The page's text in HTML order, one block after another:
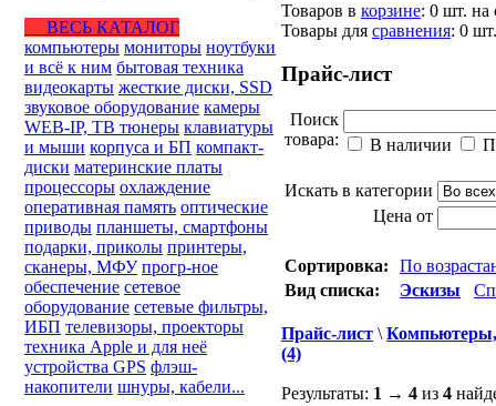
ВЕСЬ КАТАЛОГ
компьютеры мониторы ноутбуки
и всё к ним бытовая техника
видеокарты жесткие диски, SSD
звуковое оборудование камеры
WEB-IP, ТВ тюнеры клавиатуры
и мыши корпуса и БП компакт-
диски материнские платы
процессоры охлаждение
оперативная память оптические
приводы планшеты, смартфоны
подарки, приколы принтеры,
сканеры, МФУ прогр-ное
обеспечение сетевое
оборудование сетевые фильтры,
ИБП телевизоры, проекторы
техника Apple и для неё
устройства GPS флэш-
накопители шнуры, кабели...
Товаров в корзине: 0 шт. на
Товары для сравнения: 0 шт.
Прайс-лист
Поиск
товара:
В наличии
Искать в категории
Цена от
Сортировка:
По
Вид списка:
Эскизы
Прайс-лист \
(4)
Результаты: 1 → 4 из 4